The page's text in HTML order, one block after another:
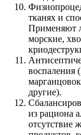
тканях и
Применяют
морские,
воспаления
другие).
из рациона
отсутствие